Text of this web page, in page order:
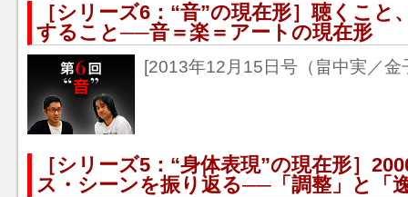
［シリーズ6：“音”の現在形］聴くこと
すること──音＝楽＝アートの現在形
[2013年12月15日号（畠中実／金
［シリーズ5：“身体表現”の現在形］
ス・シーンを振り返る──「調整」と「